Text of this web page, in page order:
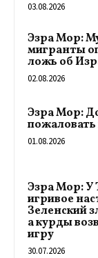
03.08.2026
Эзра Мор:
мигранты
ложь об
02.08.2026
Эзра Мор:
01.08.2026
Эзра Мор: У
игривое
Зеленский
а курды
игру
30.07.2026